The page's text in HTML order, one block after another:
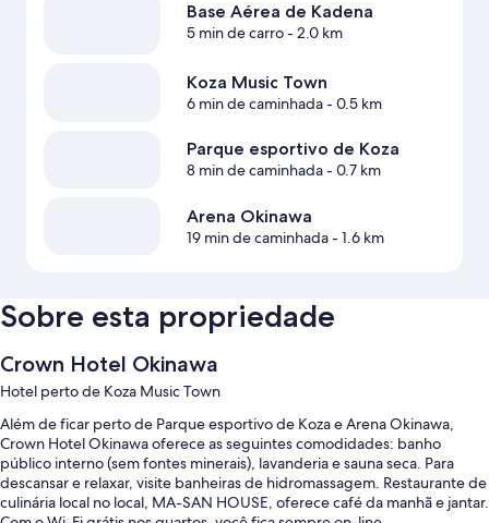
Base Aérea de Kadena
5 min de carro- 2.0 km
Koza Music Town
6 min de caminhada- 0.5 km
Parque esportivo de Koza
8 min de caminhada- 0.7 km
Arena Okinawa
19 min de caminhada- 1.6 km
Sobre esta propriedade
Crown Hotel Okinawa
Hotel perto de Koza Music Town
Além de ficar perto de Parque esportivo de Koza e Arena Okinawa,
Crown Hotel Okinawa oferece as seguintes comodidades: banho
público interno (sem fontes minerais), lavanderia e sauna seca. Para
descansar e relaxar, visite banheiras de hidromassagem. Restaurante de
culinária local no local, MA-SAN HOUSE, oferece café da manhã e jantar.